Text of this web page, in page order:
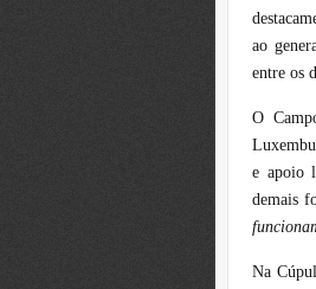
ao
entre os
O
e apoio
demais
Na